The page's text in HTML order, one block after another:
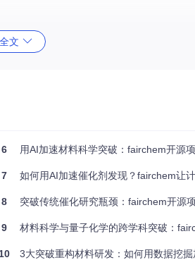
代表，通过
建议将PCA与线性判别分析(LDA)结合使
络的梯度消失问题。
K近邻(KNN)算法作为一种简单有效的非
制，可根据样本相似度动态调整预测权重
化项控制模型复杂度，有效避免过拟合。实
文
6 用AI加速材料科学突破：fairchem开源
7 如何用AI加速催化剂发现？fairchem让
8 突破传统催化研究瓶颈：fairchem开源
9 材料科学与量子化学的跨学科突破：
10 3大突破重构材料研发：如何用数据挖